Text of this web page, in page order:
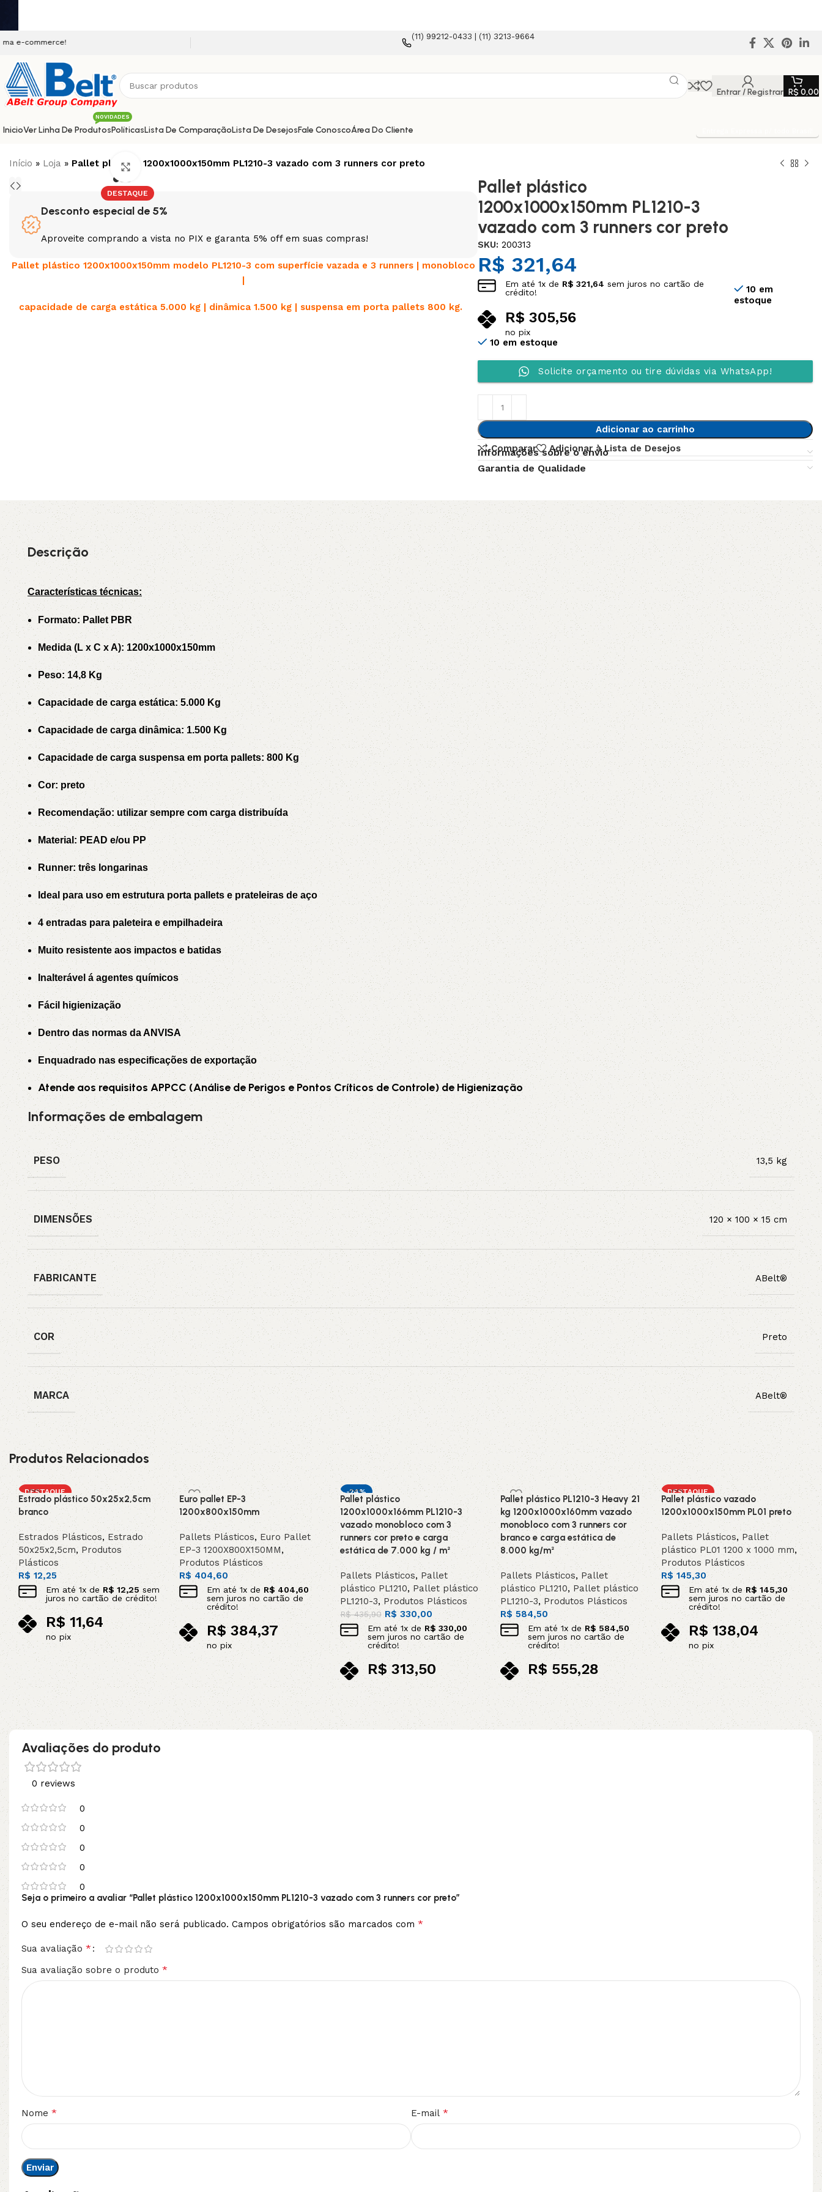
(11) 99212-0433 | (11) 3213-9664
Entrar / Registrar R$ 0,00
InicioVer Linha De Produtos
NOVIDADES
3L 3VX 5V 5VX AA AVX
A AX B BX C CC
CX D PJ PJ PK PK
PL SPA SPB SPZ
XPA XPB XPZ ZX
PolíticasLista De ComparaçãoLista De DesejosFale ConoscoÁrea Do Cliente
Início » Loja » Pallet plástico 1200x1000x150mm PL1210-3 vazado com 3 runners cor preto
DESTAQUE
Clique para ampliar
Desconto especial de 5%
Aproveite comprando a vista no PIX e garanta 5% off em suas compras!
Pallet plástico 1200x1000x150mm modelo PL1210-3 com superfície vazada e 3 runners | monobloco
|
capacidade de carga estática 5.000 kg | dinâmica 1.500 kg | suspensa em porta pallets 800 kg.
Pallet plástico
1200x1000x150mm PL1210-3
vazado com 3 runners cor preto
SKU:200313
R$ 321,64
Em até1x de R$ 321,64 sem juros no cartão de
crédito!
R$ 305,56
no pix
10 em
estoque
10 em estoque
Solicite orçamento ou tire dúvidas via WhatsApp!
Adicionar ao carrinho
Comparar
Adicionar à Lista de Desejos
Informações sobre o envio
Garantia de Qualidade
Descrição
Características técnicas:
Formato: Pallet PBR
Medida (L x C x A): 1200x1000x150mm
Peso: 14,8 Kg
Capacidade de carga estática: 5.000 Kg
Capacidade de carga dinâmica: 1.500 Kg
Capacidade de carga suspensa em porta pallets: 800 Kg
Cor: preto
Recomendação: utilizar sempre com carga distribuída
Material: PEAD e/ou PP
Runner: três longarinas
Ideal para uso em estrutura porta pallets e prateleiras de aço
4 entradas para paleteira e empilhadeira
Muito resistente aos impactos e batidas
Inalterável á agentes químicos
Fácil higienização
Dentro das normas da ANVISA
Enquadrado nas especificações de exportação
Atende aos requisitos APPCC (Análise de Perigos e Pontos Críticos de Controle) de Higienização
Informações de embalagem
PESO 13,5 kg
DIMENSÕES 120 × 100 × 15 cm
FABRICANTE ABelt®
COR Preto
MARCA ABelt®
Produtos Relacionados
DESTAQUE
Estrado plástico 50x25x2,5cm
branco
Estrados Plásticos, Estrado
50x25x2,5cm, Produtos
Plásticos
R$ 12,25
Em até1x de R$ 12,25sem
juros no cartão de crédito!
R$11,64
no pix
Adicionar ao carrinho
Euro pallet EP-3
1200x800x150mm
Pallets Plásticos, Euro Pallet
EP-3 1200X800X150MM,
Produtos Plásticos
R$404,60
Em até1x deR$404,60
sem juros no cartão de
crédito!
R$384,37
no pix
Adicionar ao carrinho
-24%
Pallet plástico
1200x1000x166mm PL1210-3
vazado monobloco com 3
runners cor preto e carga
estática de 7.000 kg / m²
Pallets Plásticos, Pallet
plástico PL1210,Pallet plástico
PL1210-3, Produtos Plásticos
R$435,90 R$330,00
Em até 1x de R$330,00
sem juros no cartão de
crédito!
R$313,50
no pix
Adicionar ao carrinho
Pallet plástico PL1210-3 Heavy 21
kg 1200x1000x160mm vazado
monobloco com 3 runners cor
branco e carga estática de
8.000 kg/m²
Pallets Plásticos, Pallet
plástico PL1210, Pallet plástico
PL1210-3,Produtos Plásticos
R$ 584,50
Em até1x deR$ 584,50
sem juros no cartão de
crédito!
R$ 555,28
no pix
Adicionar ao carrinho
DESTAQUE
Pallet plástico vazado
1200x1000x150mm PL01 preto
Pallets Plásticos, Pallet
plástico PL01 1200 x 1000 mm,
Produtos Plásticos
R$ 145,30
Em até1x deR$ 145,30
sem juros no cartão de
crédito!
R$138,04
no pix
Adicionar ao carrinho
Avaliações do produto
0 reviews
0
0
0
0
0
Seja o primeiro a avaliar “Pallet plástico 1200x1000x150mm PL1210-3 vazado com 3 runners cor preto”
O seu endereço de e-mail não será publicado. Campos obrigatórios são marcados com *
Sua avaliação *
Sua avaliação sobre o produto *
Nome * E-mail *